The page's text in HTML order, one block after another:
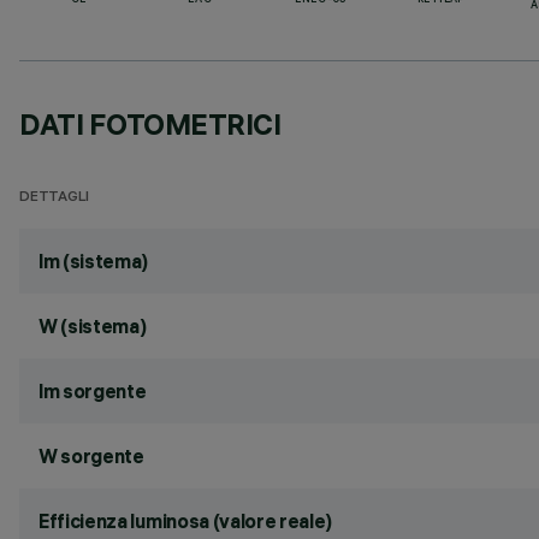
DATI FOTOMETRICI
DETTAGLI
lm (sistema)
W (sistema)
lm sorgente
W sorgente
Efficienza luminosa (valore reale)